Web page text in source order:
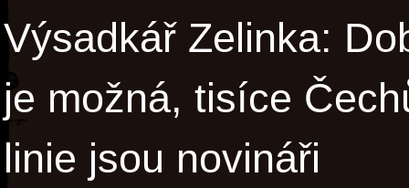
Výsadkář Zelinka:
je možná, tisíce
linie jsou novináři